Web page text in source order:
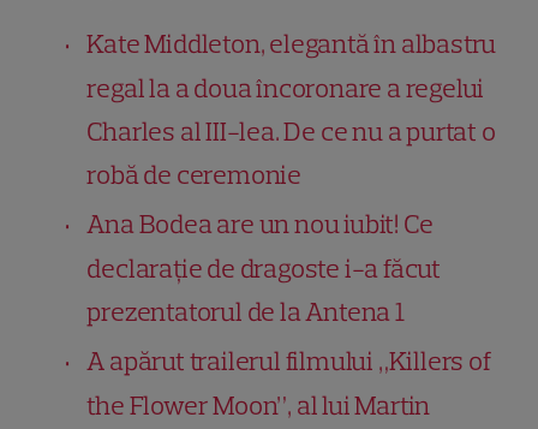
Kate Middleton, elegantă în albastru
regal la a doua încoronare a regelui
Charles al III-lea. De ce nu a purtat o
robă de ceremonie
Ana Bodea are un nou iubit! Ce
declarație de dragoste i-a făcut
prezentatorul de la Antena 1
A apărut trailerul filmului „Killers of
the Flower Moon”, al lui Martin